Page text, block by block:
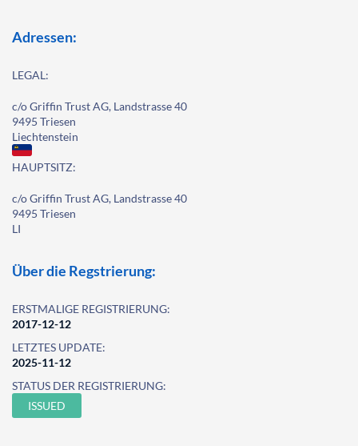
Adressen:
LEGAL:
c/o Griffin Trust AG, Landstrasse 40
9495 Triesen
Liechtenstein
HAUPTSITZ:
c/o Griffin Trust AG, Landstrasse 40
9495 Triesen
LI
Über die Regstrierung:
ERSTMALIGE REGISTRIERUNG:
2017-12-12
LETZTES UPDATE:
2025-11-12
STATUS DER REGISTRIERUNG:
ISSUED